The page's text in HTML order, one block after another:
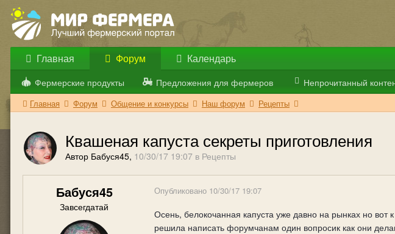
Главная Форум
Фермерские продукты Предложения для фермеров Непрочитанный
Календарь
Главная Форум Общение и конкурсы Наш форум Рецепты
Квашеная капуста секреты приготовления
Автор Бабуся45, 10/30/17 19:07 в Рецепты
Бабуся45
Завсегдатай
Опубликовано 10/30/17 19:07
Осень, белокочанная капуста уже давно на рынках но вот
решила написать форумчанам один вопросик как они